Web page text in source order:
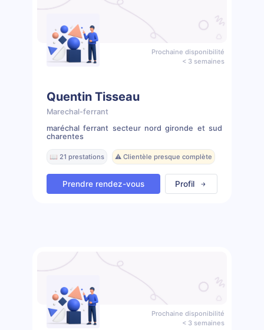
Prochaine disponibilité
< 3 semaines
Quentin Tisseau
Marechal-ferrant
maréchal ferrant secteur nord gironde et sud
charentes
📖 21 prestations ⚠️ Clientèle presque complète
Prendre rendez-vous Profil
Prochaine disponibilité
< 3 semaines